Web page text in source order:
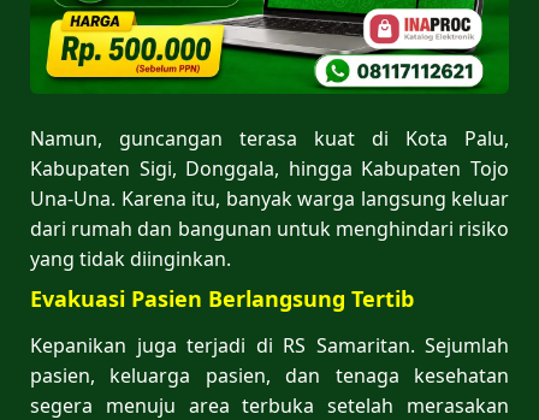
Namun, guncangan terasa kuat di Kota Palu,
Kabupaten Sigi, Donggala, hingga Kabupaten Tojo
Una-Una. Karena itu, banyak warga langsung keluar
dari rumah dan bangunan untuk menghindari risiko
yang tidak diinginkan.
Evakuasi Pasien Berlangsung Tertib
Kepanikan juga terjadi di RS Samaritan. Sejumlah
pasien, keluarga pasien, dan tenaga kesehatan
segera menuju area terbuka setelah merasakan